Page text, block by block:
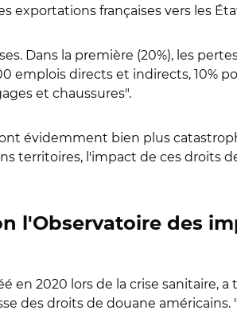
françaises vers les
Dans la première (20%), les
directs et indirects, 10%
et chaussures".
évidemment bien plus
territoires, l'impact de ces droits
l'Observatoire des
en 2020 lors de la crise sanitaire,
des droits de douane